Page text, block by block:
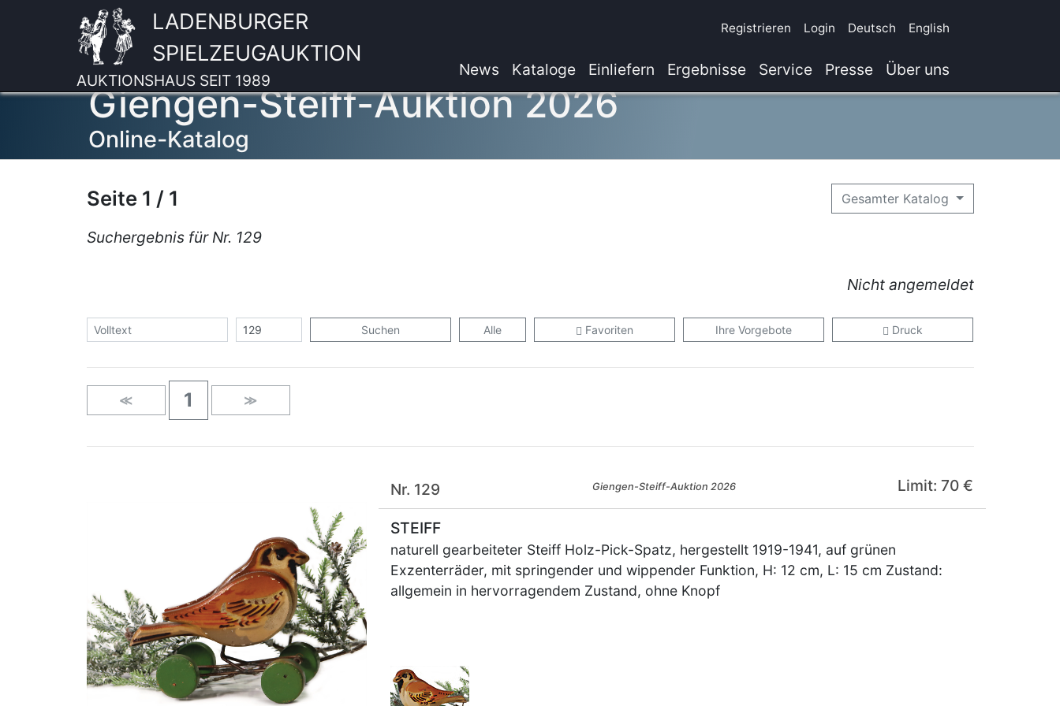
LADENBURGER
SPIELZEUGAUKTION
AUKTIONSHAUS SEIT 1989
Registrieren Login Deutsch English
News Kataloge Einliefern Ergebnisse Service Presse Über uns
Giengen-Steiff-Auktion 2026
Online-Katalog
Seite 1 / 1 Gesamter Katalog
Suchergebnis für Nr. 129
Nicht angemeldet
Suchen Alle Favoriten Ihre Vorgebote Druck
≪ 1 ≫
Nr. 129 Giengen-Steiff-Auktion 2026 Limit: 70 €
STEIFF
naturell gearbeiteter Steiff Holz-Pick-Spatz, hergestellt 1919-1941, auf grünen
Exzenterräder, mit springender und wippender Funktion, H: 12 cm, L: 15 cm Zustand:
allgemein in hervorragendem Zustand, ohne Knopf